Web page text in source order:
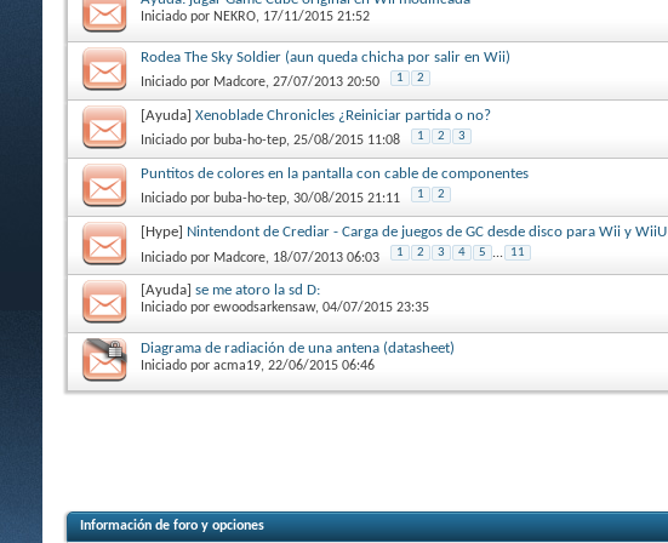
Iniciado por NEKRO, 17/11/2015 21:52
Rodea The Sky Soldier (aun queda chicha por salir en Wii)
Iniciado por Madcore, 27/07/2013 20:50 1 2
[Ayuda] Xenoblade Chronicles ¿Reiniciar partida o no?
Iniciado por buba-ho-tep, 25/08/2015 11:08 1 2 3
Puntitos de colores en la pantalla con cable de componentes
Iniciado por buba-ho-tep, 30/08/2015 21:11 1 2
[Hype] Nintendont de Crediar - Carga de juegos de GC desde disco para Wii y WiiU
Iniciado por Madcore, 18/07/2013 06:03 1 2 3 4 5 ... 11
[Ayuda] se me atoro la sd D:
Iniciado por ewoodsarkensaw, 04/07/2015 23:35
Diagrama de radiación de una antena (datasheet)
Iniciado por acma19, 22/06/2015 06:46
Información de foro y opciones